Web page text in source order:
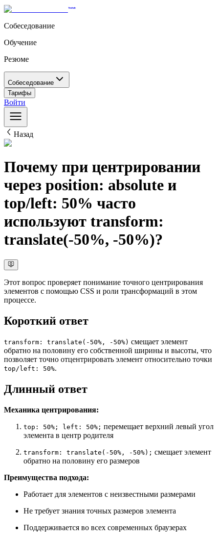
Собеседование
Обучение
Резюме
Собеседование
Тарифы
Войти
Назад
Почему при центрировании
через position: absolute и
top/left: 50% часто
используют transform:
translate(-50%, -50%)?
Этот вопрос проверяет понимание точного центрирования
элементов с помощью CSS и роли трансформаций в этом
процессе.
Короткий ответ
transform: translate(-50%, -50%) смещает элемент
обратно на половину его собственной ширины и высоты, что
позволяет точно отцентрировать элемент относительно точки
top/left: 50%.
Длинный ответ
Механика центрирования:
top: 50%; left: 50%; перемещает верхний левый угол
элемента в центр родителя
transform: translate(-50%, -50%); смещает элемент
обратно на половину его размеров
Преимущества подхода:
Работает для элементов с неизвестными размерами
Не требует знания точных размеров элемента
Поддерживается во всех современных браузерах